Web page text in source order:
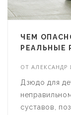
ЧЕМ
РЕАЛЬНЫЕ
ОТАЛЕКСАНДР
Дзюдо для
суставов,